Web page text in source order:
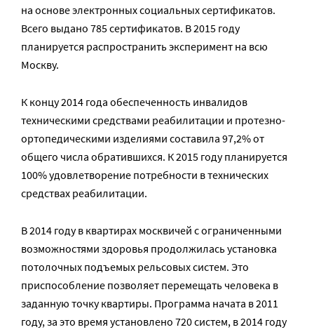
на основе электронных социальных сертификатов.
Всего выдано 785 сертификатов. В 2015 году
планируется распространить эксперимент на всю
Москву.
К концу 2014 года обеспеченность инвалидов
техническими средствами реабилитации и протезно-
ортопедическими изделиями составила 97,2% от
общего числа обратившихся. К 2015 году планируется
100% удовлетворение потребности в технических
средствах реабилитации.
В 2014 году в квартирах москвичей с ограниченными
возможностями здоровья продолжилась установка
потолочных подъемых рельсовых систем. Это
приспособление позволяет перемещать человека в
заданную точку квартиры. Программа начата в 2011
году, за это время установлено 720 систем, в 2014 году